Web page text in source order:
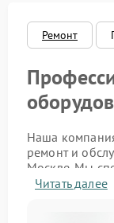
Ремонт
Наша
ремонт и
Москве. Мы
источников
Читать далее